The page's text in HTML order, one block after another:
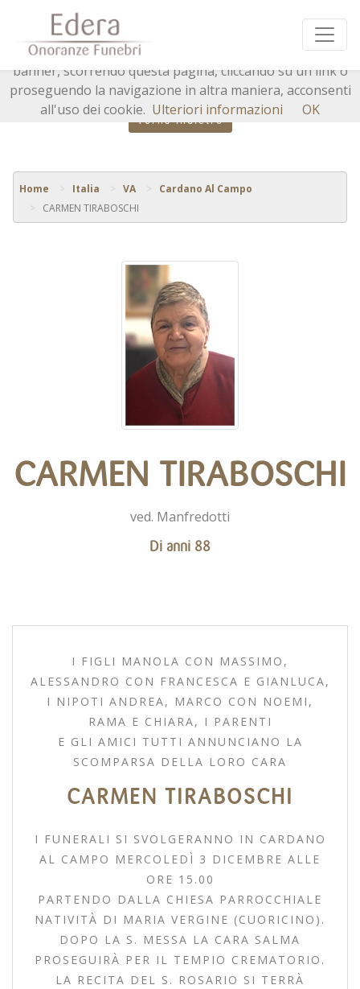
Torna indietro
Home Italia VA
Cardano Al Campo
CARMEN TIRABOSCHI
CARMEN TIRABOSCHI
ved. Manfredotti
Di anni 88
I FIGLI MANOLA CON MASSIMO,
ALESSANDRO CON FRANCESCA E GIANLUCA,
I NIPOTI ANDREA, MARCO CON NOEMI,
RAMA E CHIARA, I PARENTI
E GLI AMICI TUTTI ANNUNCIANO LA
SCOMPARSA DELLA LORO CARA
CARMEN TIRABOSCHI
I FUNERALI SI SVOLGERANNO IN CARDANO
AL CAMPO MERCOLEDÌ 3 DICEMBRE ALLE
ORE 15.00
PARTENDO DALLA CHIESA PARROCCHIALE
NATIVITÀ DI MARIA VERGINE (CUORICINO).
DOPO LA S. MESSA LA CARA SALMA
PROSEGUIRÀ PER IL TEMPIO CREMATORIO.
LA RECITA DEL S. ROSARIO SI TERRÀ
Questo sito o gli strumenti terzi da questo utilizzati si
avvalgono di cookie necessari al funzionamento ed utili
alle finalità illustrate nella cookie policy. Chiudendo questo
banner, scorrendo questa pagina, cliccando su un link o
proseguendo la navigazione in altra maniera, acconsenti
all'uso dei cookie. Ulteriori informazioni OK